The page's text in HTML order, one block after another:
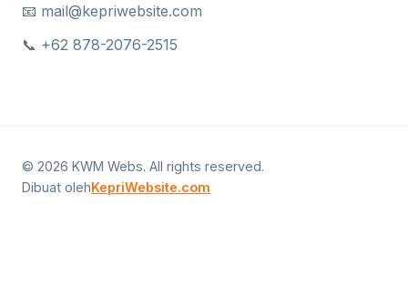
📧 mail@kepriwebsite.com
📞 +62 878-2076-2515
© 2026 KWM Webs. All rights reserved.
Dibuat olehKepriWebsite.com